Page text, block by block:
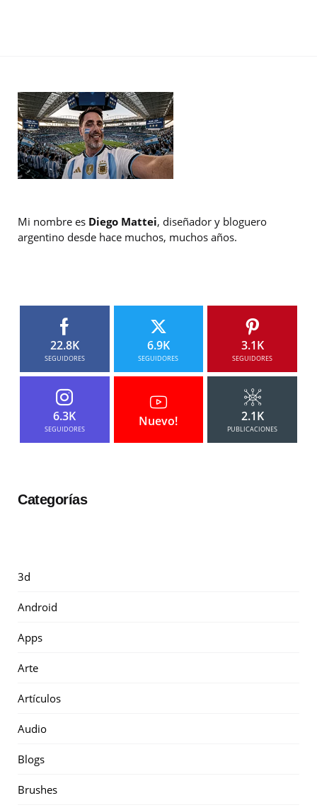
Mi nombre es Diego Mattei, diseñador y bloguero
argentino desde hace muchos, muchos años.
22.8K
SEGUIDORES
6.9K
SEGUIDORES
3.1K
SEGUIDORES
6.3K
SEGUIDORES
Nuevo! 2.1K
PUBLICACIONES
Categorías
3d
Android
Apps
Arte
Artículos
Audio
Blogs
Brushes